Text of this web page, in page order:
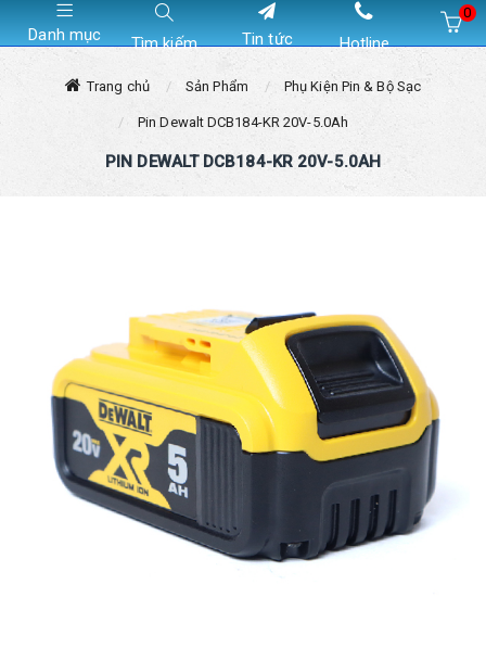
Danh mục Tìm kiếm Tin tức Hotline
0
Trang chủ Sản Phẩm Phụ Kiện Pin & Bộ Sạc
Pin Dewalt DCB184-KR 20V-5.0Ah
PIN DEWALT DCB184-KR 20V-5.0AH